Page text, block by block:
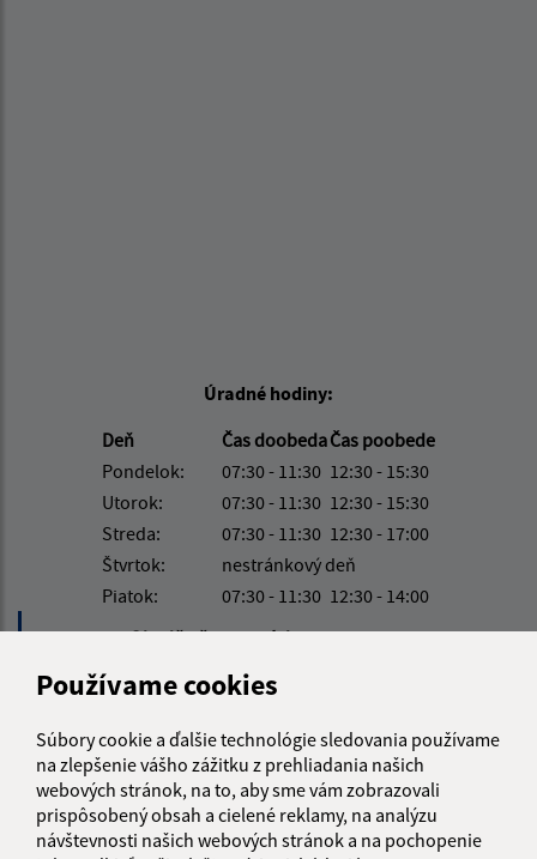
Používame cookies
Súbory cookie a ďalšie technológie sledovania používame
na zlepšenie vášho zážitku z prehliadania našich
webových stránok, na to, aby sme vám zobrazovali
prispôsobený obsah a cielené reklamy, na analýzu
návštevnosti našich webových stránok a na pochopenie
Úradné hodiny:
Deň
Čas doobedaČas poobede
Pondelok:
07:30 - 11:30 12:30 - 15:30
Utorok:
07:30 - 11:30 12:30 - 15:30
Streda:
07:30 - 11:30 12:30 - 17:00
Štvrtok:
nestránkový deň
Piatok:
07:30 - 11:30 12:30 - 14:00
Obedňajšia prestávka:11:30 - 12:30
Obecný úrad Obec Soľ
Soľ 161
094 35 Soľ